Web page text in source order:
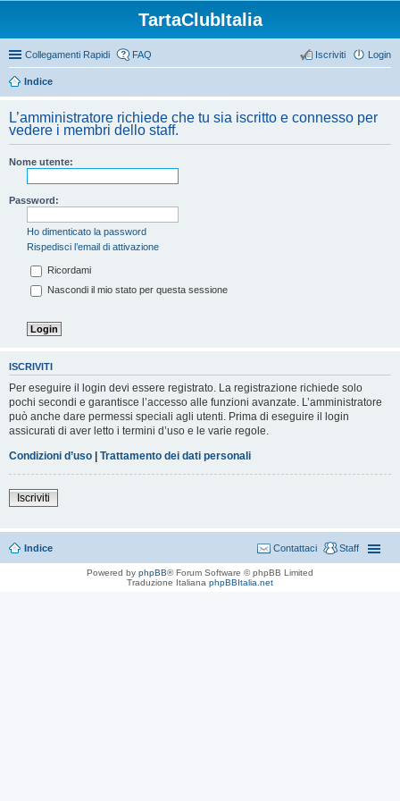
TartaClubItalia
Collegamenti Rapidi FAQ Login
Iscriviti
Indice
L’amministratore richiede che tu sia iscritto e connesso per
vedere i membri dello staff.
Nome utente:
Password:
Ho dimenticato la password
Rispedisci l’email di attivazione
Ricordami
Nascondi il mio stato per questa sessione
ISCRIVITI
Per eseguire il login devi essere registrato. La registrazione richiede solo
pochi secondi e garantisce l’accesso alle funzioni avanzate. L’amministratore
può anche dare permessi speciali agli utenti. Prima di eseguire il login
assicurati di aver letto i termini d’uso e le varie regole.
Condizioni d’uso | Trattamento dei dati personali
Iscriviti
Indice Staff
Contattaci
Powered by phpBB® Forum Software © phpBB Limited
Traduzione Italiana phpBBItalia.net